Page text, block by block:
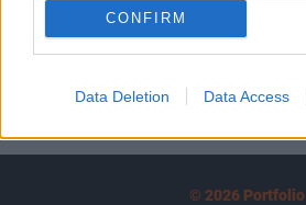
CONFIRM
Data Deletion Data Access
MÁR ELŐFIZETŐNK VAGY?
© 2026 Portfolio